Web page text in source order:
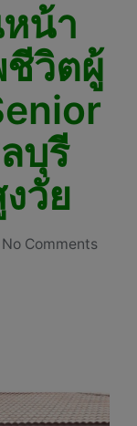
น้า
วิตผู้
บุรี
วัย
No Comments